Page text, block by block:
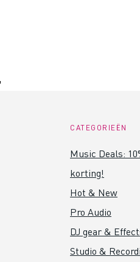
CATEGORIEËN
Music Deals:
korting!
Hot & New
Pro Audio
DJ gear &
Studio &